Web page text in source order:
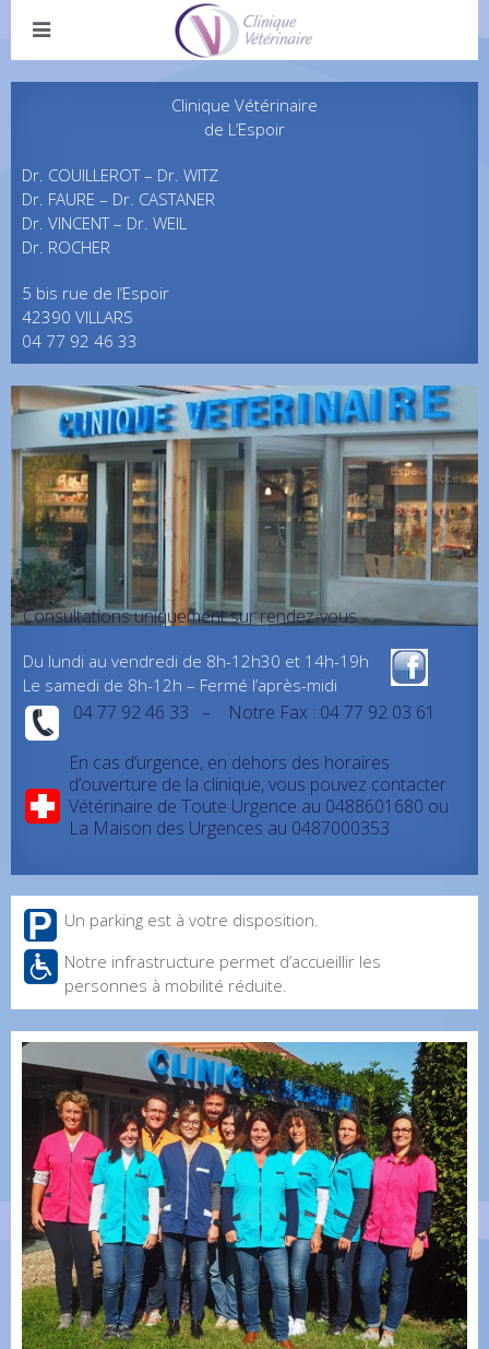
Clinique Vétérinaire
de L’Espoir
Dr. COUILLEROT – Dr. WITZ
Dr. FAURE – Dr. CASTANER
Dr. VINCENT – Dr. WEIL
Dr. ROCHER
5 bis rue de l’Espoir
42390 VILLARS
04 77 92 46 33
Consultations uniquement sur rendez-vous
Du lundi au vendredi de 8h-12h30 et 14h-19h
Le samedi de 8h-12h – Fermé l’après-midi
04 77 92 46 33 – Notre Fax : 04 77 92 03 61
En cas d’urgence, en dehors des horaires
d’ouverture de la clinique, vous pouvez contacter
Vétérinaire de Toute Urgence au 0488601680 ou
La Maison des Urgences au 0487000353
Un parking est à votre disposition.
Notre infrastructure permet d’accueillir les
personnes à mobilité réduite.